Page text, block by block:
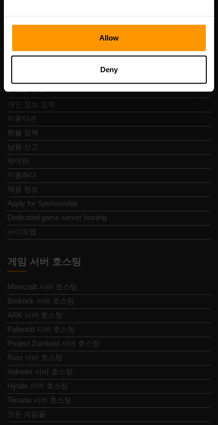
Allow
Deny
빠른 탐색
콘택트 렌즈
개인 정보 정책
이용약관
환불 정책
남용 신고
제어판
지원하다
채용 정보
Apply for Sponsorship
Dedicated game server hosting
사이트맵
게임 서버 호스팅
Minecraft 서버 호스팅
Bedrock 서버 호스팅
ARK 서버 호스팅
Palworld 서버 호스팅
Project Zomboid 서버 호스팅
Rust 서버 호스팅
Valheim 서버 호스팅
Hytale 서버 호스팅
Terraria 서버 호스팅
모든 게임들